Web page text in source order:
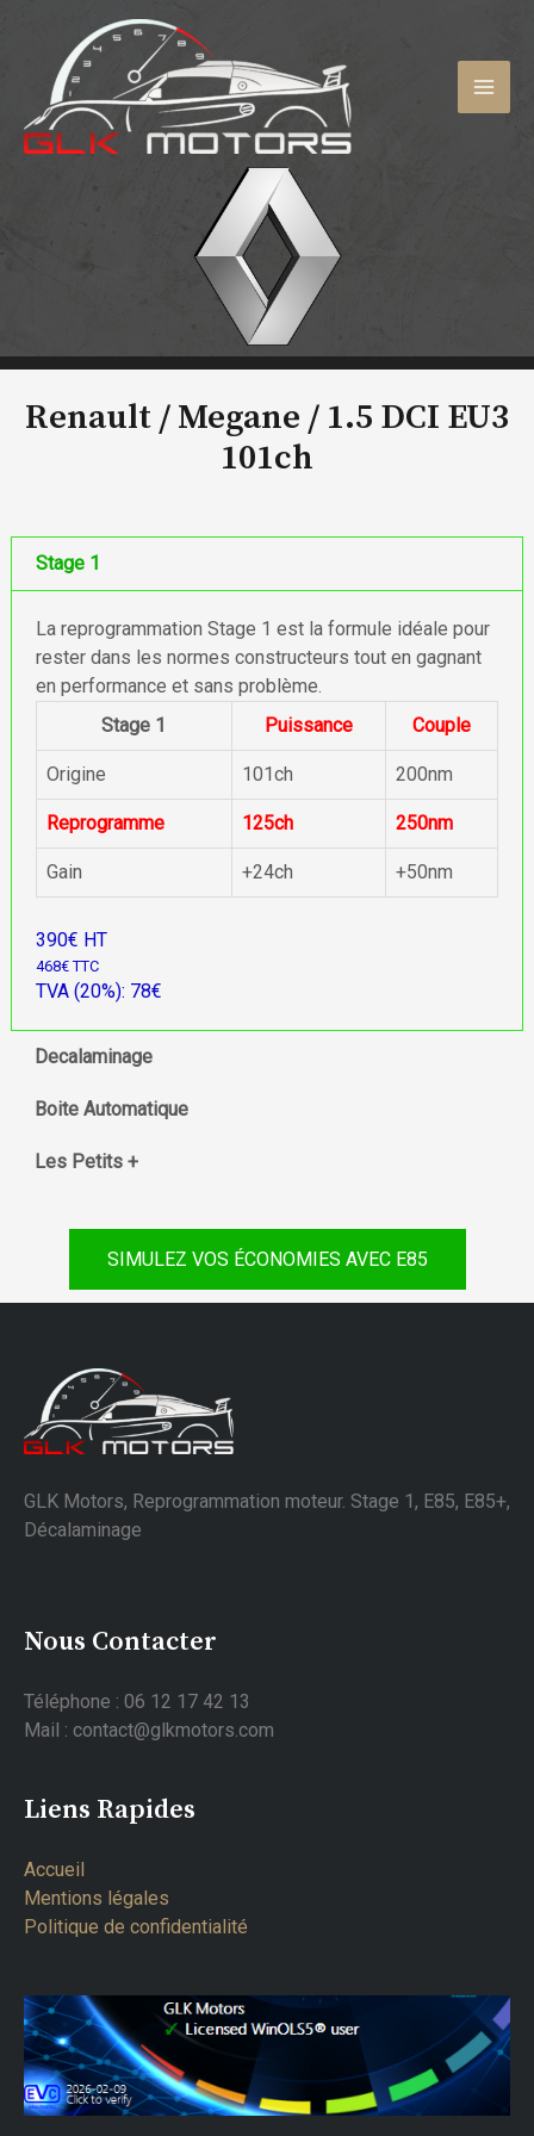
contenu
Renault / Megane / 1.5 DCI EU3
101ch
Stage 1
La reprogrammation Stage 1 est la formule idéale pour
rester dans les normes constructeurs tout en gagnant
en performance et sans problème.
Stage 1
Puissance Couple
Origine 101ch 200nm
Reprogramme 125ch 250nm
Gain +24ch +50nm
390€ HT
468€ TTC
TVA (20%): 78€
Decalaminage
Boite Automatique
Les Petits +
SIMULEZ VOS ÉCONOMIES AVEC E85
GLK Motors, Reprogrammation moteur. Stage 1, E85, E85+,
Décalaminage
Nous Contacter
Téléphone : 06 12 17 42 13
Mail : contact@glkmotors.com
Liens Rapides
Accueil
Mentions légales
Politique de confidentialité